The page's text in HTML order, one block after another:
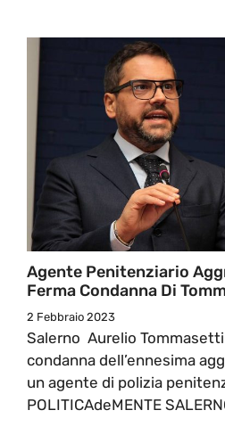
Agente Penitenziario
Ferma Condanna Di
2 Febbraio 2023
Salerno Aurelio Tommasetti
condanna dell’ennesima
un agente di polizia
POLITICAdeMENTE